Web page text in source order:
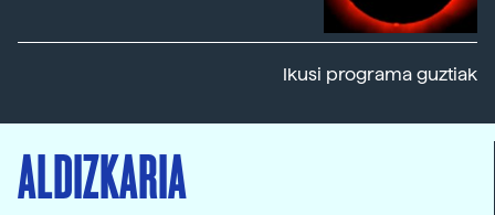
Ikusi programa guztiak
ALDIZKARIA